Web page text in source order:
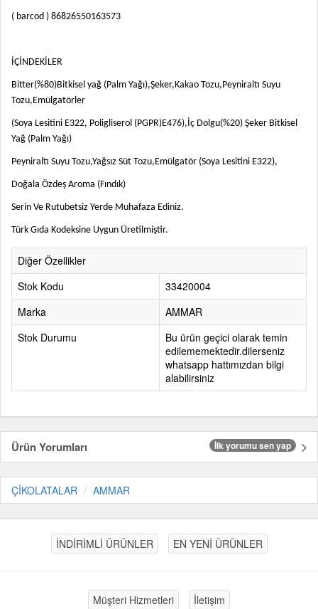
( barcod ) 86826550163573
İÇİNDEKİLER
Bitter(%80)Bitkisel yağ (Palm Yağı),Şeker,Kakao Tozu,Peyniraltı Suyu
Tozu,Emülgatörler
(Soya Lesitini E322, Poligliserol (PGPR)E476),İç Dolgu(%20) Şeker Bitkisel
Yağ (Palm Yağı)
Peyniraltı Suyu Tozu,Yağsız Süt Tozu,Emülgatör (Soya Lesitini E322),
Doğala Özdeş Aroma (Fındık)
Serin Ve Rutubetsiz Yerde Muhafaza Ediniz.
Türk Gıda Kodeksine Uygun Üretilmiştir.
Diğer Özellikler
Stok Kodu
33420004
Marka
AMMAR
Stok Durumu
Bu ürün geçici olarak temin
edilememektedir.dilerseniz
whatsapp hattımızdan bilgi
alabilirsiniz
Ürün Yorumları İlk yorumu sen yap
ÇİKOLATALAR AMMAR
İNDİRİMLİ ÜRÜNLER EN YENİ ÜRÜNLER
Müşteri Hizmetleri İletişim